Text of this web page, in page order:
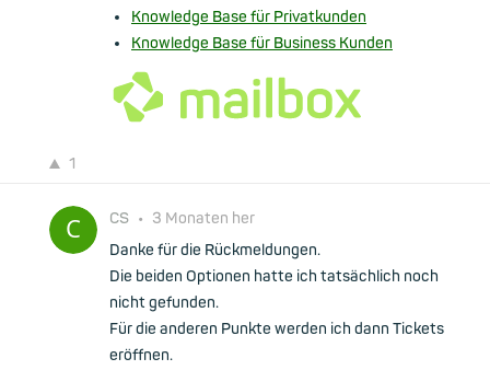
Knowledge Base für Privatkunden
Knowledge Base für Business Kunden
1
CS • 3 Monaten her
Danke für die Rückmeldungen.
Die beiden Optionen hatte ich tatsächlich noch
nicht gefunden.
Für die anderen Punkte werden ich dann Tickets
eröffnen.